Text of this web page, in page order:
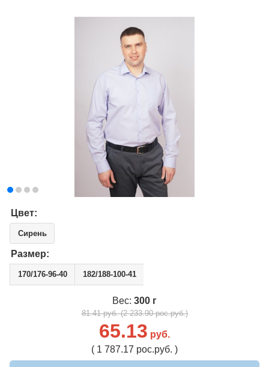
Цвет:
Сирень
Размер:
170/176-96-40 182/188-100-41
Вес: 300 г
81.41 руб. (2 233.90 рос.руб.)
65.13 руб.
( 1 787.17 рос.руб. )